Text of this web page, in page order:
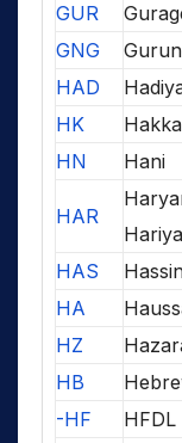
GUR
GNG
HAD
HK
Hakka
HN
Hani
HAR
HAS
HA
HZ
HB
-HF